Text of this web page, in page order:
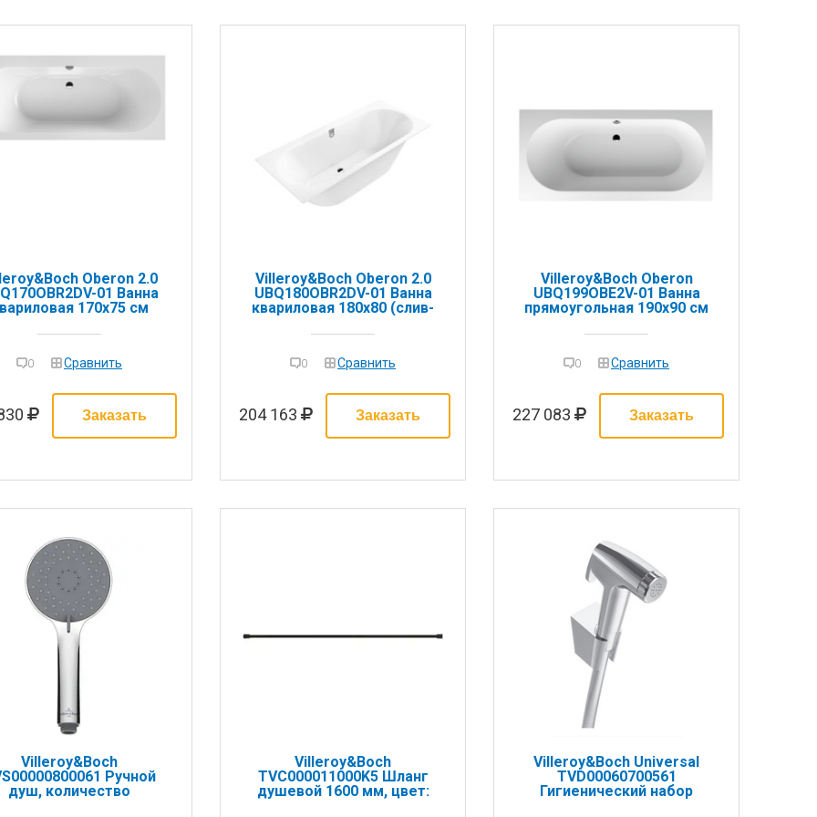
Oberon 2.0
01 Ванна
170x75 см
0 Сравнить
Villeroy&Boch Oberon 2.0
UBQ180OBR2DV-01 Ванна
квариловая 180х80 (слив-
комплекте)
0 Сравнить
204 163
Villeroy&Boch Oberon
UBQ199OBE2V-01 Ванна
прямоугольная 190х90 см
0 Сравнить
227 083
Villeroy&Boch
Ручной
душ, количество
Villeroy&Boch
TVC000011000K5 Шланг
душевой 1600 мм, цвет:
Villeroy&Boch Universal
TVD00060700561
Гигиенический набор